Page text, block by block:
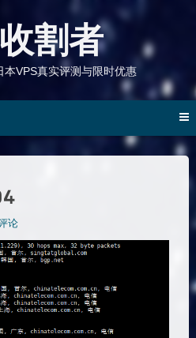
割者
本VPS真实评测与限时优惠
论